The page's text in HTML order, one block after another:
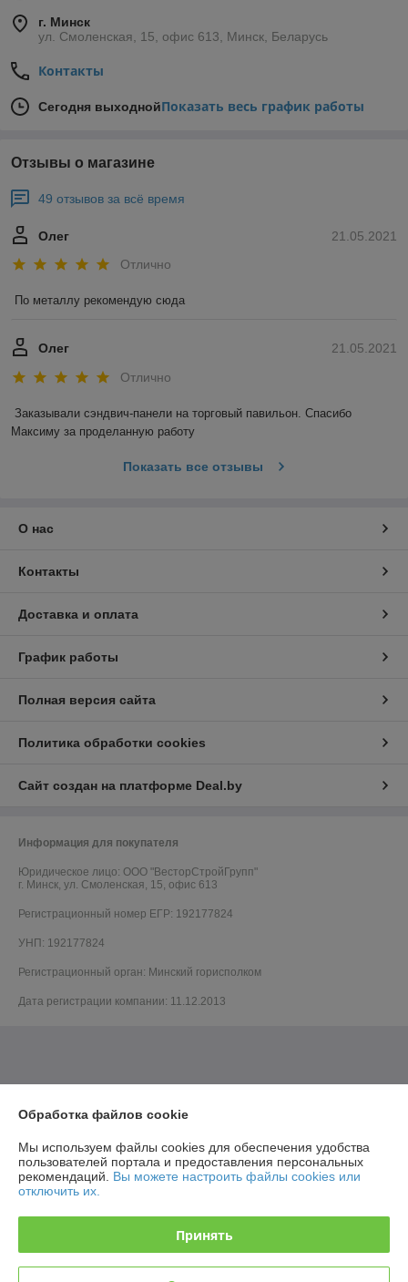
г. Минск
ул. Смоленская, 15, офис 613, Минск, Беларусь
Контакты
Сегодня выходнойПоказать весь график работы
Отзывы о магазине
49 отзывов за всё время
21.05.2021
Олег
Отлично
По металлу рекомендую сюда
21.05.2021
Олег
Отлично
Заказывали сэндвич-панели на торговый павильон. Спасибо
Максиму за проделанную работу
Показать все отзывы
О нас
Контакты
Доставка и оплата
График работы
Полная версия сайта
Политика обработки cookies
Сайт создан на платформе Deal.by
Информация для покупателя
Юридическое лицо: ООО "ВесторСтройГрупп"
г. Минск, ул. Смоленская, 15, офис 613
Регистрационный номер ЕГР: 192177824
УНП: 192177824
Регистрационный орган: Минский горисполком
Дата регистрации компании: 11.12.2013
Обработка файлов cookie
Мы используем файлы cookies для обеспечения удобства
пользователей портала и предоставления персональных
рекомендаций. Вы можете настроить файлы cookies или
отключить их.
Принять